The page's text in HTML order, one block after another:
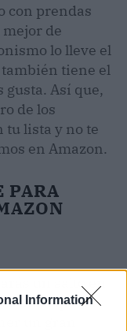
Information
con prendas
de
lo lleve el
tiene el
gusta. Así que,
de los
tu lista y no te
en Amazon.
PARA
un salto en
años que un